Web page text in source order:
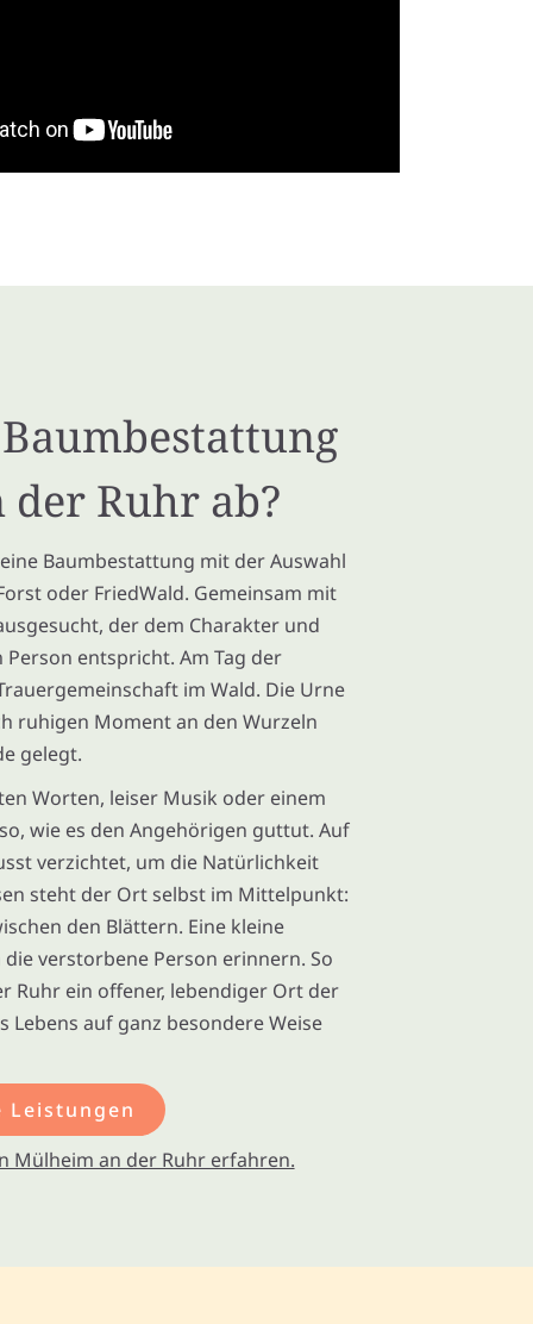
Ruhr ab?
Baumbestattung mit der Auswahl
oder FriedWald. Gemeinsam mit
der dem Charakter und
entspricht. Am Tag der
im Wald. Die Urne
ruhigen Moment an den Wurzeln
gelegt.
Worten, leiser Musik oder einem
wie es den Angehörigen guttut. Auf
verzichtet, um die Natürlichkeit
steht der Ort selbst im Mittelpunkt:
den Blättern. Eine kleine
verstorbene Person erinnern. So
Ruhr ein offener, lebendiger Ort der
Lebens auf ganz besondere Weise
Leistungen
Mülheim an der Ruhr erfahren.